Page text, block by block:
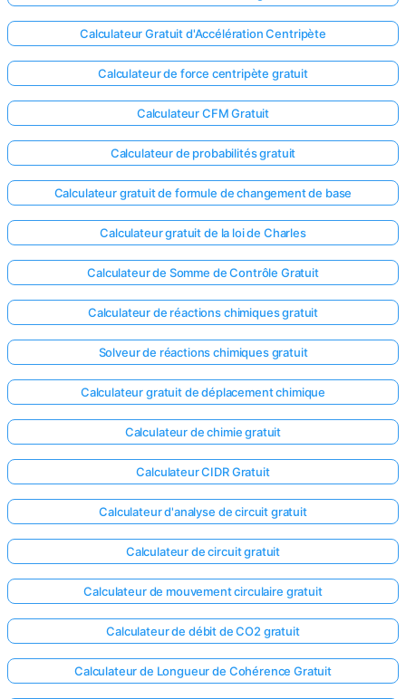
Calculateur Gratuit d'Accélération Centripète
Calculateur de force centripète gratuit
Calculateur CFM Gratuit
Calculateur de probabilités gratuit
Calculateur gratuit de formule de changement de base
Calculateur gratuit de la loi de Charles
Calculateur de Somme de Contrôle Gratuit
Calculateur de réactions chimiques gratuit
Solveur de réactions chimiques gratuit
Calculateur gratuit de déplacement chimique
Calculateur de chimie gratuit
Calculateur CIDR Gratuit
Calculateur d'analyse de circuit gratuit
Calculateur de circuit gratuit
Calculateur de mouvement circulaire gratuit
Calculateur de débit de CO2 gratuit
Calculateur de Longueur de Cohérence Gratuit